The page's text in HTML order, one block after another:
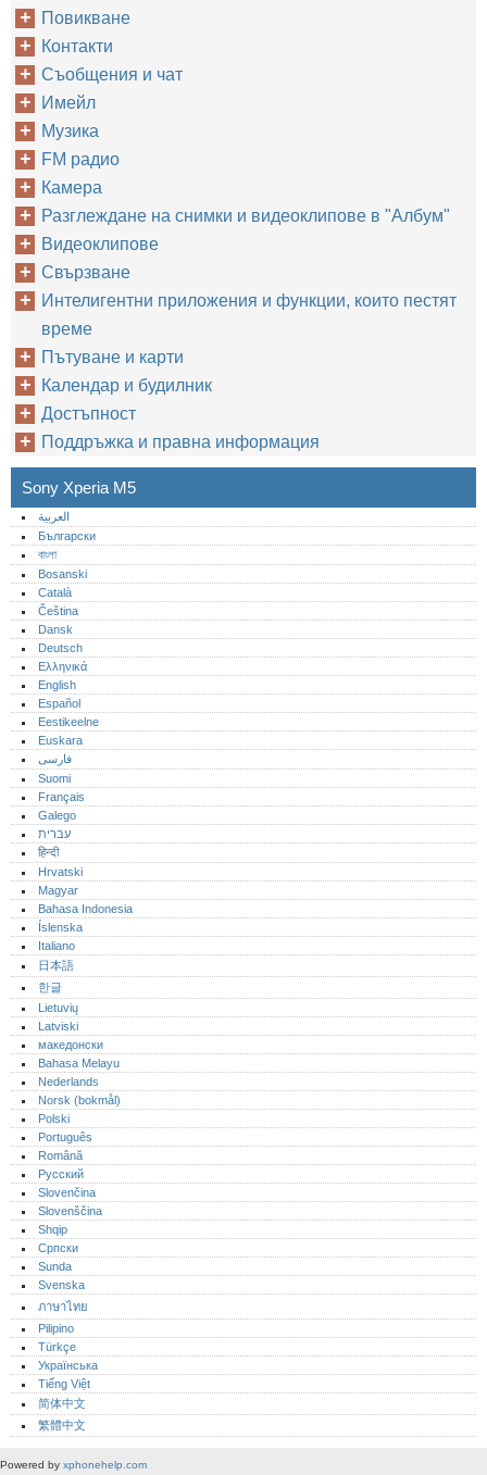
Повикване
Контакти
Съобщения и чат
Имейл
Музика
FM радио
Камера
Разглеждане на снимки и видеоклипове в "Албум"
Видеоклипове
Свързване
Интелигентни приложения и функции, които пестят
време
Пътуване и карти
Календар и будилник
Достъпност
Поддръжка и правна информация
Sony Xperia M5
العربية
Български
বাংলা
Bosanski
Català
Čeština
Dansk
Deutsch
Ελληνικά
English
Español
Eestikeelne
Euskara
فارسی
Suomi
Français
Galego
עברית
हिन्दी
Hrvatski
Magyar
Bahasa Indonesia
Íslenska
Italiano
日本語
한글
Lietuvių
Latviski
македонски
Bahasa Melayu
Nederlands
Norsk (bokmål)‎
Polski
Português‎
Română
Русский
Slovenčina
Slovenščina
Shqip
Српски
Sunda
Svenska
ภาษาไทย
Pilipino
Türkçe
Українська
Tiếng Việt
简体中文
繁體中文
Powered by xphonehelp.com